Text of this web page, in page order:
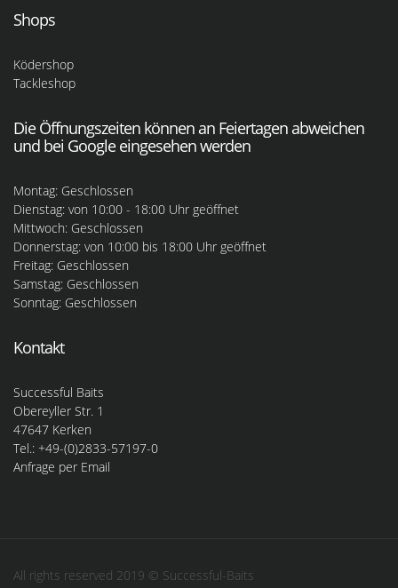
Shops
Ködershop
Tackleshop
Die Öffnungszeiten können an Feiertagen abweichen
und bei Google eingesehen werden
Montag: Geschlossen
Dienstag: von 10:00 - 18:00 Uhr geöffnet
Mittwoch: Geschlossen
Donnerstag: von 10:00 bis 18:00 Uhr geöffnet
Freitag: Geschlossen
Samstag: Geschlossen
Sonntag: Geschlossen
Kontakt
Successful Baits
Obereyller Str. 1
47647 Kerken
Tel.: +49-(0)2833-57197-0
Anfrage per Email
All rights reserved 2019 © Successful-Baits